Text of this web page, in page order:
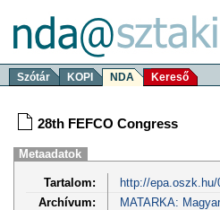
Szótár KOPI NDA Kereső
28th FEFCO Congress
Metaadatok
Tartalom:
http://
Archívum:
MATARKA: